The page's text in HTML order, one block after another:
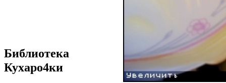
Библиотека
Кухаро4ки